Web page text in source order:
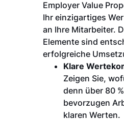
Employer Value
Ihr einzigartiges
an Ihre Mitarbeiter.
Elemente sind
erfolgreiche
Klare
Zeigen Sie,
denn über 80
bevorzugen
klaren Werten.